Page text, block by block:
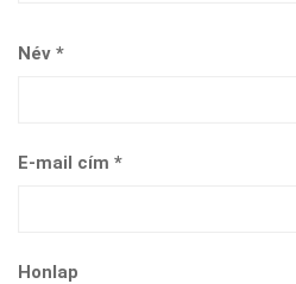
Név *
E-mail cím *
Honlap